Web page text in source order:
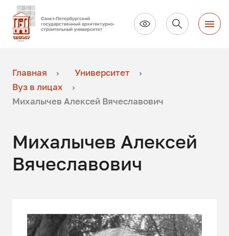
Главная
Университет
Вуз в лицах
Михалычев Алексей Вячеславович
Михалычев Алексей
Вячеславович